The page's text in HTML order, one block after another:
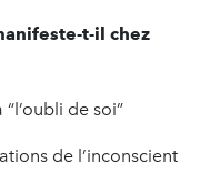
t-il chez
de soi”
de l’inconscient